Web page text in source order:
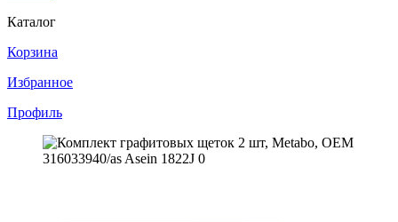
Каталог
Корзина
Избранное
Профиль